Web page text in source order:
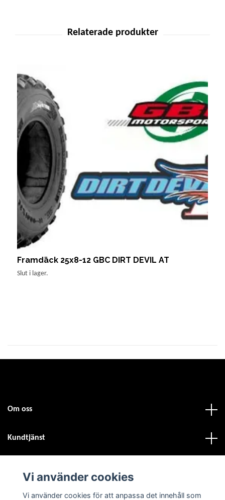
Framdäck 25x8-12 GBC DIRT DEVIL AT
Slut i lager.
Om oss
Kundtjänst
Sociala medier
Vi använder cookies
Vi använder cookies för att anpassa det innehåll som